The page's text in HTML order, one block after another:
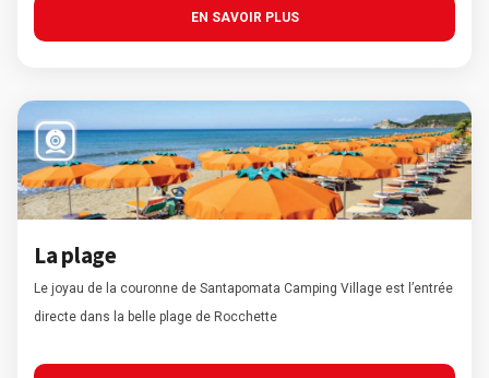
EN SAVOIR PLUS
La plage
Le joyau de la couronne de Santapomata Camping Village est l’entrée
directe dans la belle plage de Rocchette